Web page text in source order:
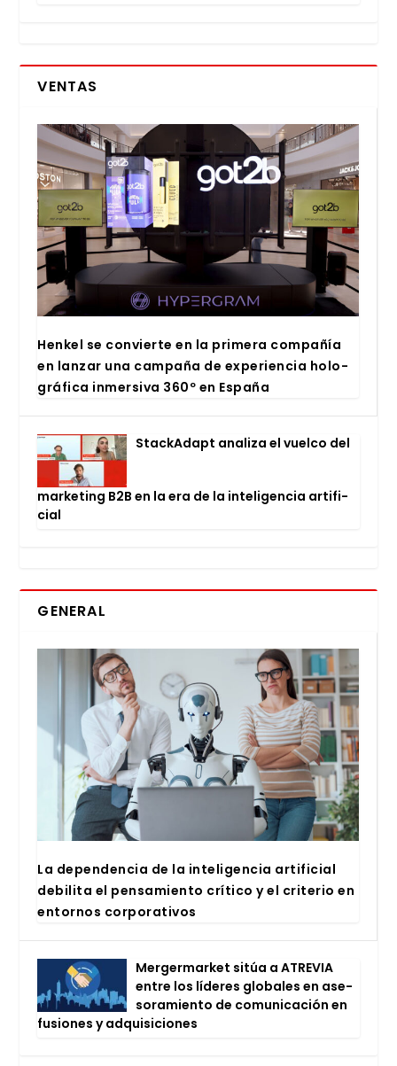
VENTAS
Hen­kel se con­vier­te en la pri­me­ra com­pa­ñía
en lan­zar una cam­pa­ña de expe­rien­cia holo­
grá­fi­ca inmer­si­va 360º en Espa­ña
Stac­kA­dapt ana­li­za el vuel­co del
mar­ke­ting B2B en la era de la inte­li­gen­cia arti­fi­
cial
GENERAL
La depen­den­cia de la inte­li­gen­cia arti­fi­cial
debi­li­ta el pen­sa­mien­to crí­ti­co y el cri­te­rio en
entor­nos cor­po­ra­ti­vos
Mer­ger­mar­ket sitúa a ATRE­VIA
entre los líde­res glo­ba­les en ase­
so­ra­mien­to de comu­ni­ca­ción en
fusio­nes y adqui­si­cio­nes